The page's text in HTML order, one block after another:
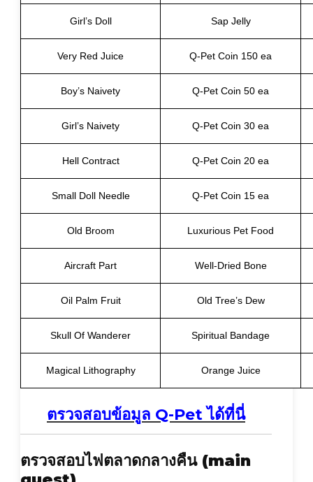
Girl’s Doll Sap Jelly
Very Red Juice Q-Pet Coin 150 ea
Boy’s Naivety Q-Pet Coin 50 ea
Girl’s Naivety Q-Pet Coin 30 ea
Hell Contract Q-Pet Coin 20 ea
Small Doll Needle Q-Pet Coin 15 ea
Old Broom Luxurious Pet Food
Aircraft Part Well-Dried Bone
Oil Palm Fruit Old Tree’s Dew
Skull Of Wanderer Spiritual Bandage
Magical Lithography Orange Juice
ตรวจสอบข้อมูล Q-Pet ได้ที่นี่
ตรวจสอบไฟตลาดกลางคืน (main